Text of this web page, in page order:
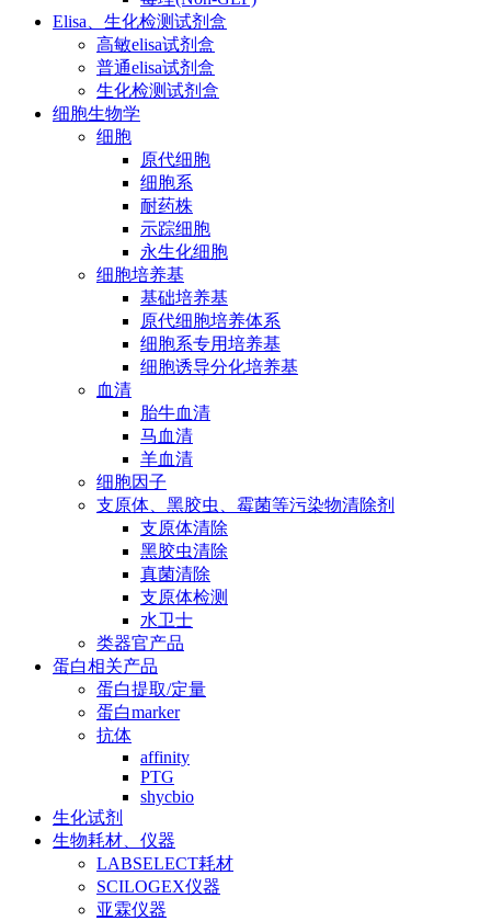
Elisa、生化检测试剂盒
高敏elisa试剂盒
普通elisa试剂盒
生化检测试剂盒
细胞生物学
细胞
原代细胞
细胞系
耐药株
示踪细胞
永生化细胞
细胞培养基
基础培养基
原代细胞培养体系
细胞系专用培养基
细胞诱导分化培养基
血清
胎牛血清
马血清
羊血清
细胞因子
支原体、黑胶虫、霉菌等污染物清除剂
支原体清除
黑胶虫清除
真菌清除
支原体检测
水卫士
类器官产品
蛋白相关产品
蛋白提取/定量
蛋白marker
抗体
affinity
PTG
shycbio
生化试剂
生物耗材、仪器
LABSELECT耗材
SCILOGEX仪器
亚霖仪器